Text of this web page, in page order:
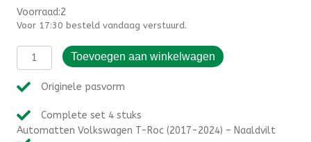
Voorraad:2
Voor 17:30 besteld vandaag verstuurd.
Automatten
Volkswagen
Roc
2024)
-
Toevoegen aan winkelwagen
Originele pasvorm
Complete set 4 stuks
Automatten Volkswagen T-Roc (2017-2024) – Naaldvilt